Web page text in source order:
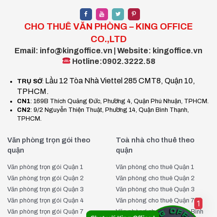
Dịch vụ đưa đón khách đi xem văn phòng miễn phí:
Giúp bạn thuận tiện hơn trong việc khảo sát thực tế và
đưa ra lựa chọn phù hợp.
Hỗ trợ tư vấn thành lập doanh nghiệp miễn phí:
Đồng hành cùng doanh nghiệp từ những bước đầu khởi
nghiệp, giúp thủ tục pháp lý trở nên đơn giản hơn.
Tư vấn thiết kế văn phòng miễn phí:
Hỗ trợ doanh
nghiệp xây dựng không gian làm việc chuyên nghiệp, tối
ưu hóa công năng sử dụng.
Hỗ trợ chiến lược Digital Marketing miễn phí:
doanh nghiệp nâng cao vị thế trên thị trường.
Với tất cả những lợi ích trên, KingOffice tự tin là đối tác đáng
tin cậy giúp bạn tìm kiếm văn phòng phù hợp nhất tại Dream
Plex Building. Hãy liên hệ ngay với KingOffice quaFacebook
King Office, Zalo hoặc Hotline 0902.3222.58 để được tư
vấn và đặt lịch tham quan văn phòng ngay hôm nay!
CHO THUÊ VĂN PHÒNG – KING OFFICE
CO.,LTD
Email: info@kingoffice.vn | Website: kingoffice.vn
Hotline:0902.3222.58
TRỤ SỞ: Lầu 12 Tòa Nhà Viettel 285 CMT8, Quận 10,
TPHCM.
CN1: 169B Thích Quảng Đức, Phường 4, Quận Phú Nhuận, TPHCM.
CN2: 9/2 Nguyễn Thiện Thuật, Phường 14, Quận Bình Thạnh,
TPHCM.
Văn phòng trọn gói theo
quận
Văn phòng trọn gói Quận 1
Văn phòng trọn gói Quận 2
Văn phòng trọn gói Quận 3
Văn phòng trọn gói Quận 4
Văn phòng trọn gói Quận 7
Toà nhà cho thuê theo
quận
Văn phòng cho thuê Quận 1
Văn phòng cho thuê Quận 2
Văn phòng cho thuê Quận 3
Văn phòng cho thuê Quận 7
Văn phòng cho thuê Quận Bình
1